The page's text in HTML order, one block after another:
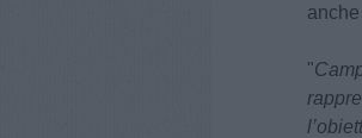
anche
"